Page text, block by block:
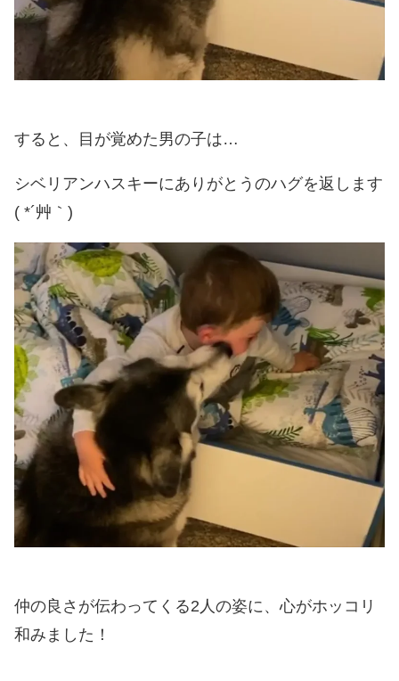
すると、目が覚めた男の子は…
シベリアンハスキーにありがとうのハグを返します
( *´艸｀)
仲の良さが伝わってくる2人の姿に、心がホッコリ
和みました！